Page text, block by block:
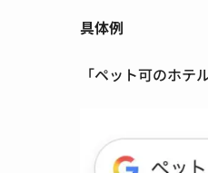
具体例
「ペット可のホテ